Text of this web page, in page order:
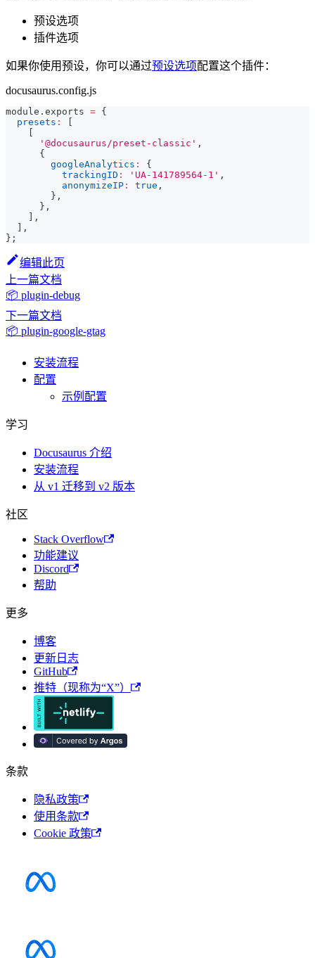
预设选项
插件选项
如果你使用预设，你可以通过预设选项配置这个插件：
docusaurus.config.js
module . exports = {
presets :
'@docusaurus/preset-classic' ,
{
googleAnalytics :
{
trackingID : 'UA-141789564-1' ,
anonymizeIP : true ,
} ,
} ,
,
,
} ;
编辑此页
上一篇文档
📦 plugin-debug
下一篇文档
📦 plugin-google-gtag
安装流程
配置
示例配置
学习
Docusaurus 介绍
安装流程
从 v1 迁移到 v2 版本
社区
Stack Overflow
功能建议
Discord
帮助
更多
博客
更新日志
GitHub
推特（现称为“X”）
条款
隐私政策
使用条款
Cookie 政策